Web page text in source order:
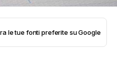
le tue fonti preferite su Google